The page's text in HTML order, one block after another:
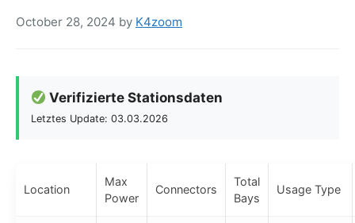
October 28, 2024 by K4zoom
Verifizierte Stationsdaten
Letztes Update: 03.03.2026
Location
Max
Power
Connectors
Total
Bays
Usage Type